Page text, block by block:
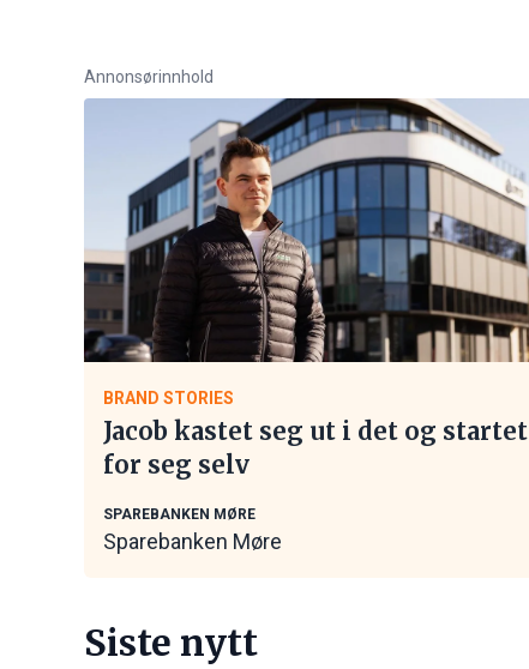
Annonsørinnhold
BRAND STORIES
Jacob kastet seg ut i det og startet
for seg selv
SPAREBANKEN MØRE
Sparebanken Møre
Siste nytt